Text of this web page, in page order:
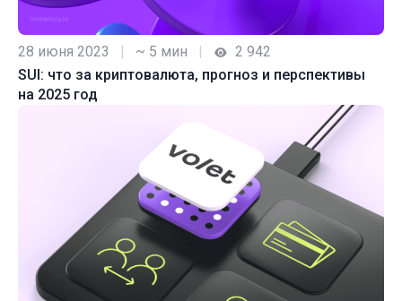
28 июня 2023 | ~ 5 мин |
2 942
SUI: что за криптовалюта, прогноз и перспективы
на 2025 год